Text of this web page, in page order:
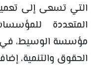
التي تسعى إلى
المتعددة
مؤسسة الوسيط، في
الحقوق والتنمية،